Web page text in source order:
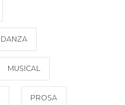
DANZA
MUSICAL
PROSA